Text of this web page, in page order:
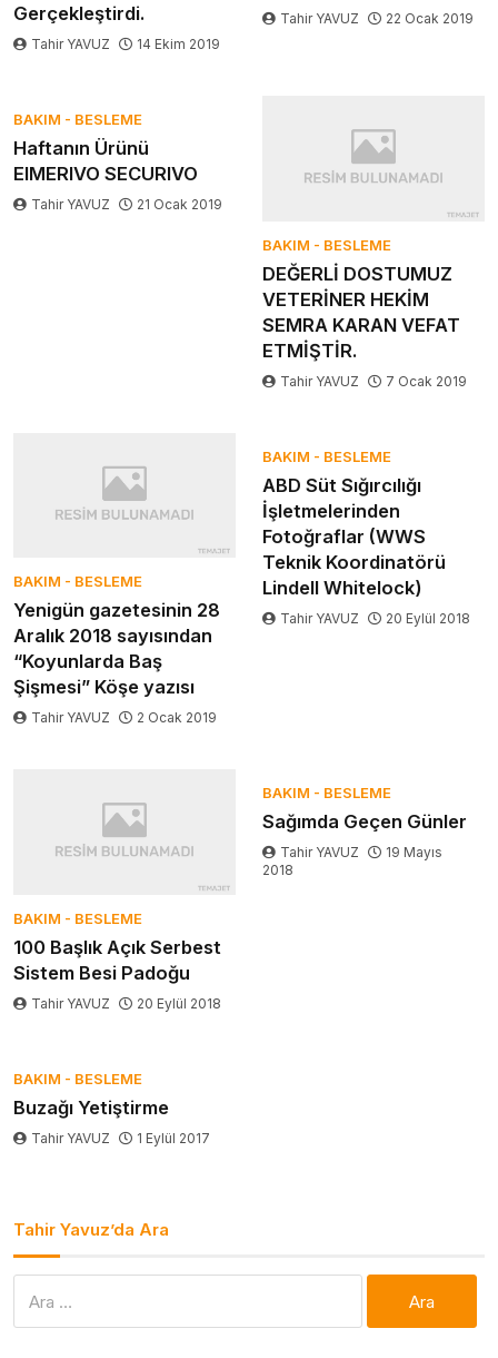
Gerçekleştirdi.
Tahir YAVUZ 14 Ekim 2019
Tahir YAVUZ 22 Ocak 2019
BAKIM - BESLEME
Haftanın Ürünü
EIMERIVO SECURIVO
Tahir YAVUZ 21 Ocak 2019
BAKIM - BESLEME
DEĞERLİ DOSTUMUZ
VETERİNER HEKİM
SEMRA KARAN VEFAT
ETMİŞTİR.
Tahir YAVUZ 7 Ocak 2019
BAKIM - BESLEME
Yenigün gazetesinin 28
Aralık 2018 sayısından
“Koyunlarda Baş
Şişmesi” Köşe yazısı
Tahir YAVUZ 2 Ocak 2019
BAKIM - BESLEME
ABD Süt Sığırcılığı
İşletmelerinden
Fotoğraflar (WWS
Teknik Koordinatörü
Lindell Whitelock)
Tahir YAVUZ 20 Eylül 2018
BAKIM - BESLEME
100 Başlık Açık Serbest
Sistem Besi Padoğu
Tahir YAVUZ 20 Eylül 2018
BAKIM - BESLEME
Sağımda Geçen Günler
Tahir YAVUZ
19 Mayıs
2018
BAKIM - BESLEME
Buzağı Yetiştirme
Tahir YAVUZ 1 Eylül 2017
Tahir Yavuz’da Ara